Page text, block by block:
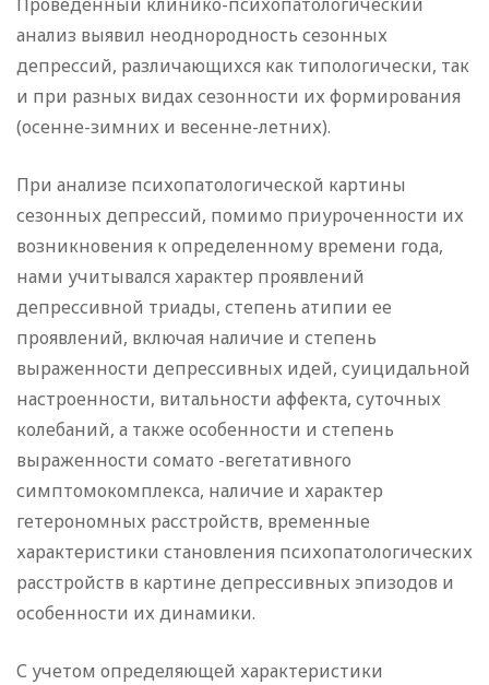
анализ выявил неоднородность сезонных
депрессий, различающихся как типологически, так
и при разных видах сезонности их формирования
(осенне-зимних и весенне-летних).
При анализе психопатологической картины
сезонных депрессий, помимо приуроченности их
возникновения к определенному времени года,
нами учитывался характер проявлений
депрессивной триады, степень атипии ее
проявлений, включая наличие и степень
выраженности депрессивных идей, суицидальной
настроенности, витальности аффекта, суточных
колебаний, а также особенности и степень
выраженности сомато -вегетативного
симптомокомплекса, наличие и характер
гетерономных расстройств, временные
характеристики становления психопатологических
расстройств в картине депрессивных эпизодов и
особенности их динамики.
С учетом определяющей характеристики